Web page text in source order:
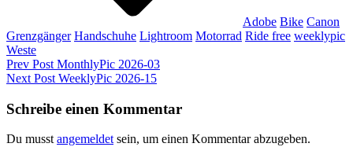
Adobe Bike Canon
Grenzgänger Handschuhe Lightroom Motorrad Ride free weeklypic
Weste
Beitragsnavigation
Previous
Post
Prev Post MonthlyPic 2026-03
Next
Next Post WeeklyPic 2026-15
Schreibe einen Kommentar
Du musst angemeldet sein, um einen Kommentar abzugeben.